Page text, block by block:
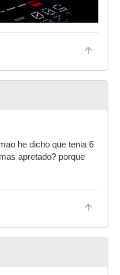
he dicho que tenia 6
apretado? porque